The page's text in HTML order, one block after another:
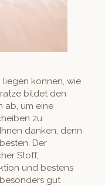
liegen können, wie
bildet den
ab, um eine
zu
danken, denn
Der
Stoff,
und bestens
gut